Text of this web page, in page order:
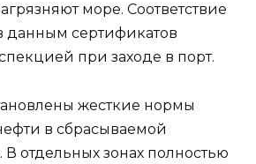
море. Соответствие
данным сертификатов
при заходе в порт.
жесткие нормы
в сбрасываемой
отдельных зонах полностью